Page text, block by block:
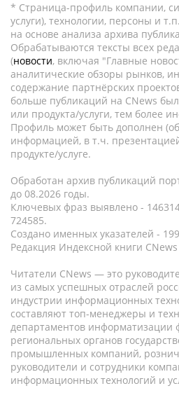
* Страница-профиль компании,
услуги), технологии, персоны и
на основе анализа архива
Обрабатываются тексты всех
(новости, включая "Главные
аналитические обзоры рынков,
содержание партнёрских
больше публикаций на CNews
или продукта/услуги, тем более
Профиль может быть дополнен
информацией, в т.ч.
продукте/услуге.
Обработан архив публикаций
до 08.2026 годы.
Ключевых фраз выявлено -
724585.
Создано именных указателей -
Редакция Индексной книги
Читатели CNews — это
из самых успешных отраслей
индустрии информационных
составляют топ-менеджеры и
департаментов информатизации
региональных органов
промышленных компаний,
руководители и сотрудники
информационных технологий и